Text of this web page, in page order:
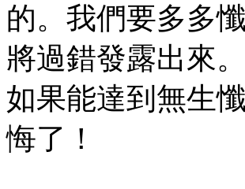
的。我們要多多
將過錯發露出來
如果能達到無生
悔了！